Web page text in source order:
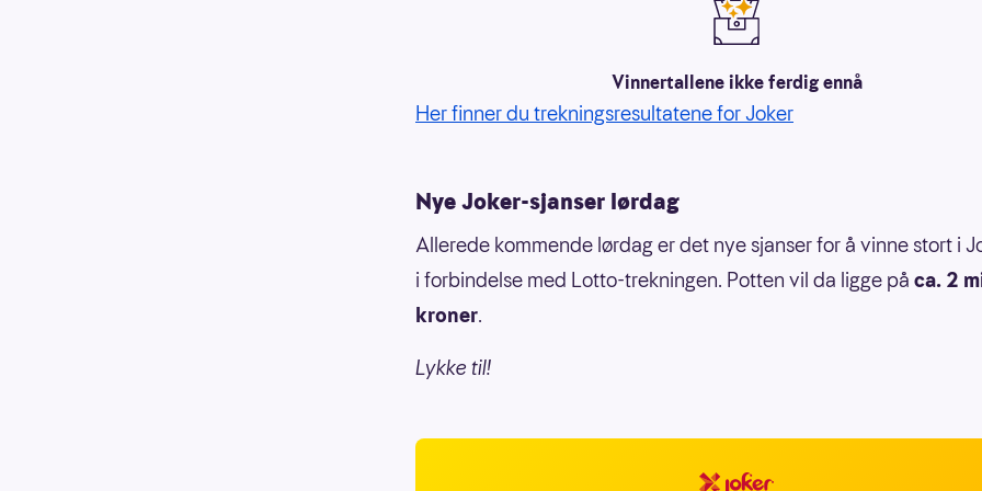
Vinnertallene ikke ferdig ennå
Her finner du trekningsresultatene for Joker
Nye Joker-sjanser lørdag
Allerede kommende lørdag er det nye sjanser for å vinne stort i
i forbindelse med Lotto-trekningen. Potten vil da ligge på ca. 2
kroner.
Lykke til!